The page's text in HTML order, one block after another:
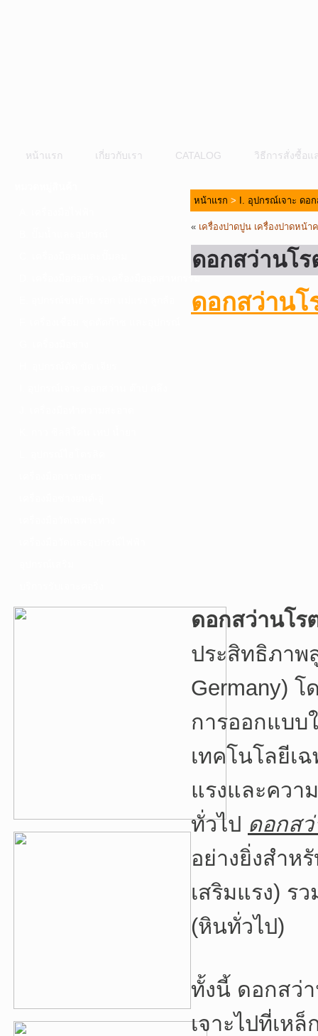
หน้าแรก เกี่ยวกับเรา CATALOG วิธีการสั่งซื้อแ
D. เครื่องมือก่อสร้าง-เครื่องมืออุตสาหกรรม
หน้าแรก > I. อุปกรณ์เจาะ ดอ
« เครื่องปาดปูน เครื่องปาดหน้า
ดอกสว่านโร
ดอกสว่านโ
ดอกสว่านโร
ประสิทธิภาพ
Germany)
การออกแบบ
เทคโนโลยีเ
แรงและควา
ทั่วไป ดอกสว่
อย่างยิ่งสำห
เสริมแรง) ร
(หินทั่วไป)
ทั้งนี้ ดอกสว่
เจาะไปที่เห